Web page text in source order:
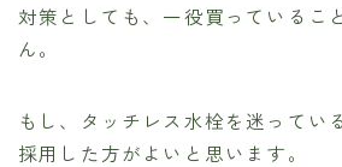
対策としても、一役買っているこ
ん。
もし、タッチレス水栓を迷ってい
採用した方がよいと思います。